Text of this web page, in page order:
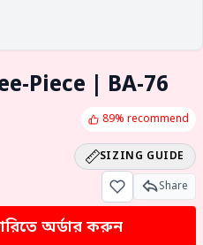
Piece | BA-76
89% recommend
SIZING GUIDE
Share
অর্ডার করুন